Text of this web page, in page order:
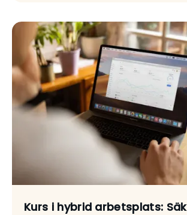
Kurs i hybrid arbetsplats: